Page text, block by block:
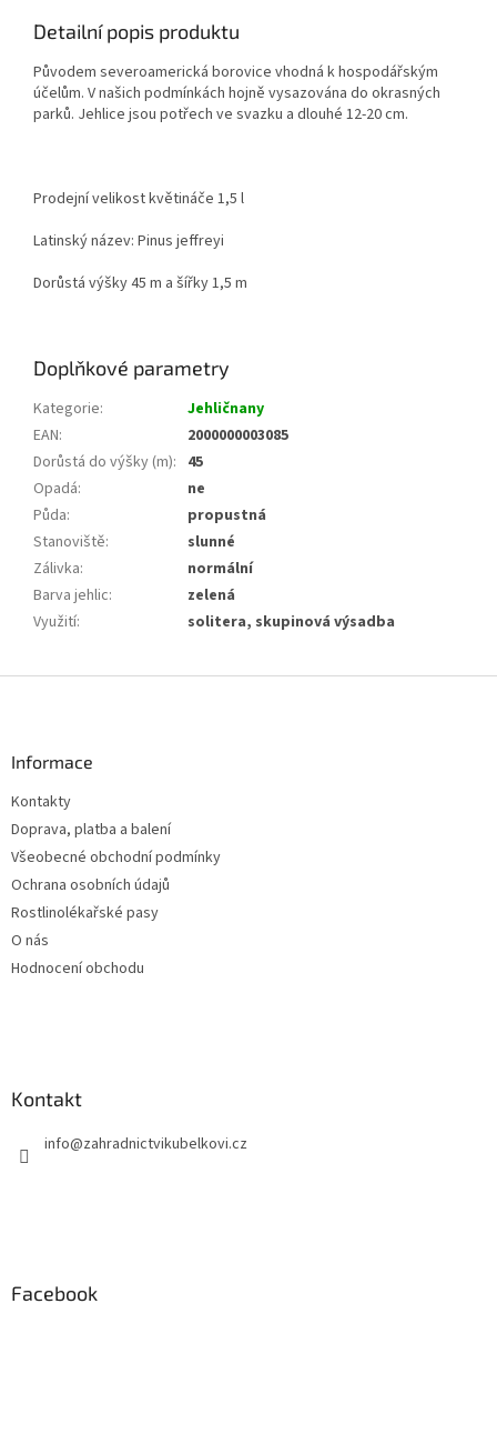
Detailní popis produktu
Původem severoamerická borovice vhodná k hospodářským
účelům. V našich podmínkách hojně vysazována do okrasných
parků. Jehlice jsou potřech ve svazku a dlouhé 12-20 cm.
Prodejní velikost květináče 1,5 l
Latinský název: Pinus jeffreyi
Dorůstá výšky 45 m a šířky 1,5 m
Doplňkové parametry
Kategorie:
Jehličnany
EAN:
2000000003085
Dorůstá do výšky (m): 45
Opadá:
ne
Půda:
propustná
Stanoviště:
slunné
Zálivka:
normální
Barva jehlic:
zelená
Využití: solitera, skupinová výsadba
Informace
Kontakty
Doprava, platba a balení
Všeobecné obchodní podmínky
Ochrana osobních údajů
Rostlinolékařské pasy
O nás
Hodnocení obchodu
Kontakt
info@zahradnictvikubelkovi.cz
Facebook